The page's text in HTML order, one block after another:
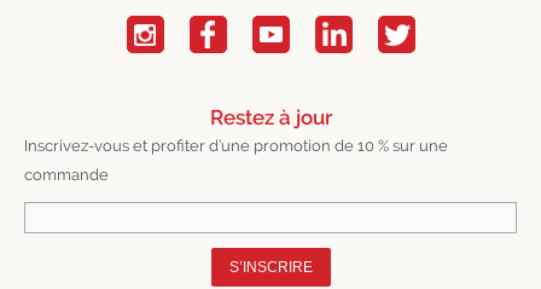
Restez à jour
Inscrivez-vous et profiter d’une promotion de 10 % sur une
commande
S’INSCRIRE